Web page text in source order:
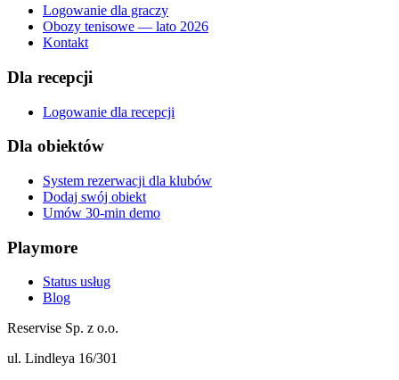
Logowanie dla graczy
Obozy tenisowe — lato 2026
Kontakt
Dla recepcji
Logowanie dla recepcji
Dla obiektów
System rezerwacji dla klubów
Dodaj swój obiekt
Umów 30-min demo
Playmore
Status usług
Blog
Reservise Sp. z o.o.
ul. Lindleya 16/301